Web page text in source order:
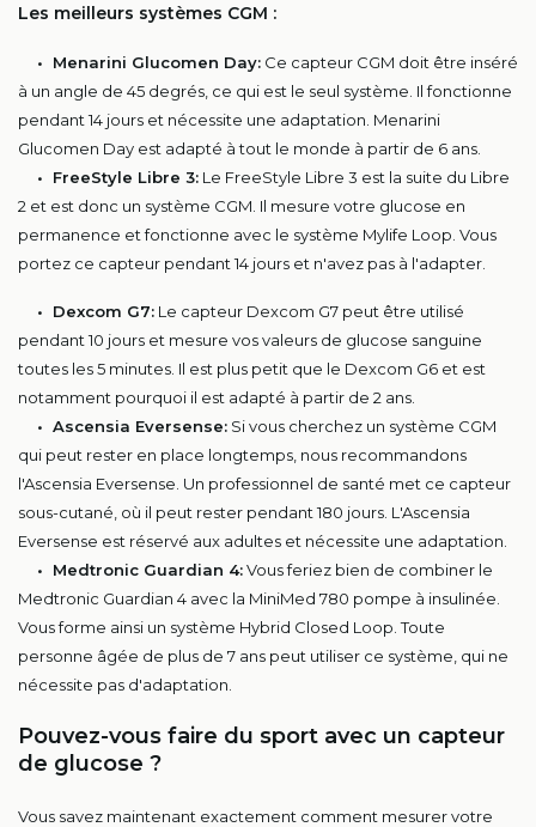
Les meilleurs systèmes CGM :
• Menarini Glucomen Day: Ce capteur CGM doit être inséré
à un angle de 45 degrés, ce qui est le seul système. Il fonctionne
pendant 14 jours et nécessite une adaptation. Menarini
Glucomen Day est adapté à tout le monde à partir de 6 ans.
• FreeStyle Libre 3: Le FreeStyle Libre 3 est la suite du Libre
2 et est donc un système CGM. Il mesure votre glucose en
permanence et fonctionne avec le système Mylife Loop. Vous
portez ce capteur pendant 14 jours et n'avez pas à l'adapter.
• Dexcom G7: Le capteur Dexcom G7 peut être utilisé
pendant 10 jours et mesure vos valeurs de glucose sanguine
toutes les 5 minutes. Il est plus petit que le Dexcom G6 et est
notamment pourquoi il est adapté à partir de 2 ans.
• Ascensia Eversense: Si vous cherchez un système CGM
qui peut rester en place longtemps, nous recommandons
l'Ascensia Eversense. Un professionnel de santé met ce capteur
sous-cutané, où il peut rester pendant 180 jours. L'Ascensia
Eversense est réservé aux adultes et nécessite une adaptation.
• Medtronic Guardian 4:Vous feriez bien de combiner le
Medtronic Guardian 4 avec la MiniMed 780 pompe à insulinée.
Vous forme ainsi un système Hybrid Closed Loop. Toute
personne âgée de plus de 7 ans peut utiliser ce système, qui ne
nécessite pas d'adaptation.
Pouvez-vous faire du sport avec un capteur
de glucose ?
Vous savez maintenant exactement comment mesurer votre